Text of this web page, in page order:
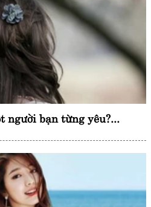
người bạn từng yêu?...